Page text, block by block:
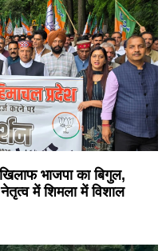
भाजपा का बिगुल,
में शिमला में विशाल